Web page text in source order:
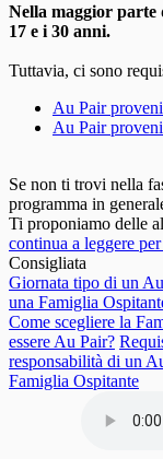
Nella maggior parte
17 e i 30 anni.
Tuttavia, ci sono
Au Pair
Au Pair
Se non ti trovi nella
programma in
Ti proponiamo delle
continua a leggere
Consigliata
Giornata tipo di un
una Famiglia
Come scegliere la
essere Au Pair?
responsabilità di un
Famiglia Ospitante